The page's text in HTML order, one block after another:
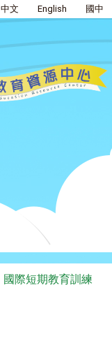
中文 English 國中
國際短期教育訓練